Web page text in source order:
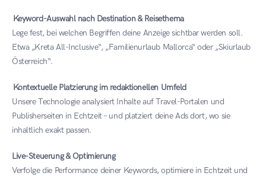
Keyword-Auswahl nach Destination & Reisethema
Lege fest, bei welchen Begriffen deine Anzeige sichtbar werden soll.
Etwa „Kreta All-Inclusive“, „Familienurlaub Mallorca“ oder „Skiurlaub
Österreich“.
Kontextuelle Platzierung im redaktionellen Umfeld
Unsere Technologie analysiert Inhalte auf Travel-Portalen und
Publisherseiten in Echtzeit – und platziert deine Ads dort, wo sie
inhaltlich exakt passen.
Live-Steuerung & Optimierung
Verfolge die Performance deiner Keywords, optimiere in Echtzeit und